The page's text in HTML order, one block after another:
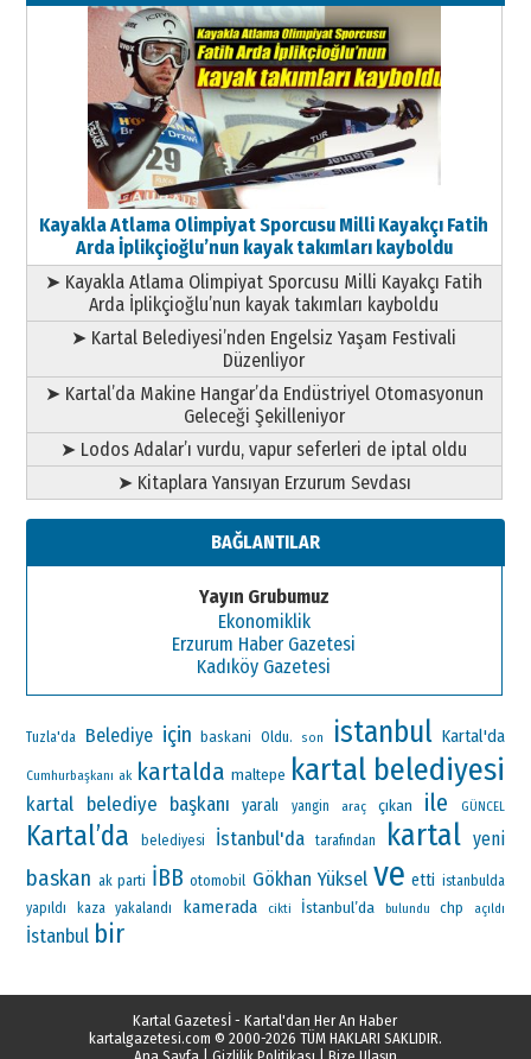
11 Mayıs 2026 Pazartesi
Kayakla Atlama Olimpiyat Sporcusu Milli Kayakçı Fatih
Arda İplikçioğlu’nun kayak takımları kayboldu
➤ Kayakla Atlama Olimpiyat Sporcusu Milli Kayakçı Fatih
Arda İplikçioğlu’nun kayak takımları kayboldu
➤ Kartal Belediyesi’nden Engelsiz Yaşam Festivali
Düzenliyor
➤ Kartal’da Makine Hangar’da Endüstriyel Otomasyonun
Geleceği Şekilleniyor
➤ Lodos Adalar’ı vurdu, vapur seferleri de iptal oldu
➤ Kitaplara Yansıyan Erzurum Sevdası
BAĞLANTILAR
Yayın Grubumuz
Ekonomiklik
Erzurum Haber Gazetesi
Kadıköy Gazetesi
Tuzla'da Belediye için baskani Oldu. son istanbul Kartal'da
Cumhurbaşkanı ak kartalda maltepe kartal belediyesi
kartal belediye başkanı yaralı yangin araç çıkan ile GÜNCEL
Kartal’da belediyesi İstanbul'da tarafından kartal yeni
baskan ak parti İBB otomobil Gökhan Yüksel ve etti istanbulda
yapıldı
kaza yakalandı kamerada cikti İstanbul’da bulundu chp açıldı
İstanbul bir
Kartal Gazetesİ - Kartal'dan Her An Haber
kartalgazetesi.com © 2000-2026 TÜM HAKLARI SAKLIDIR.